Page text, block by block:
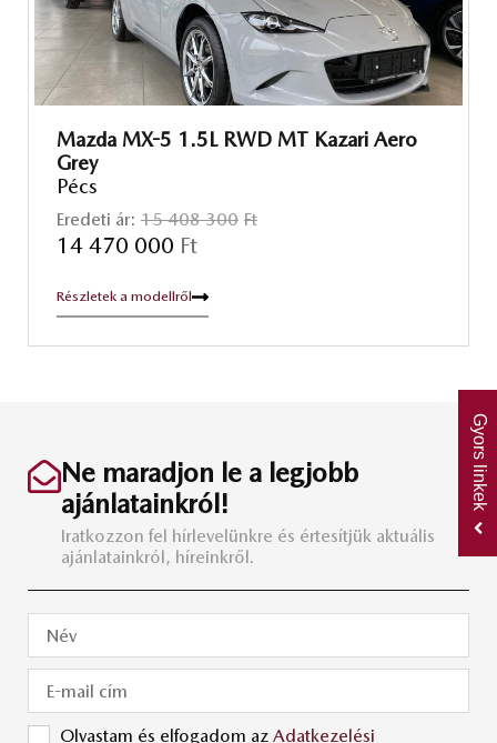
Gyors linkek
Mazda MX-5 1.5L RWD MT Kazari Aero
Grey
Pécs
Eredeti ár: 15 408 300 Ft
14 470 000 Ft
Részletek a modellről
Ne maradjon le a legjobb
ajánlatainkról!
Iratkozzon fel hírlevelünkre és értesítjük aktuális
ajánlatainkról, híreinkről.
Olvastam és elfogadom az Adatkezelési